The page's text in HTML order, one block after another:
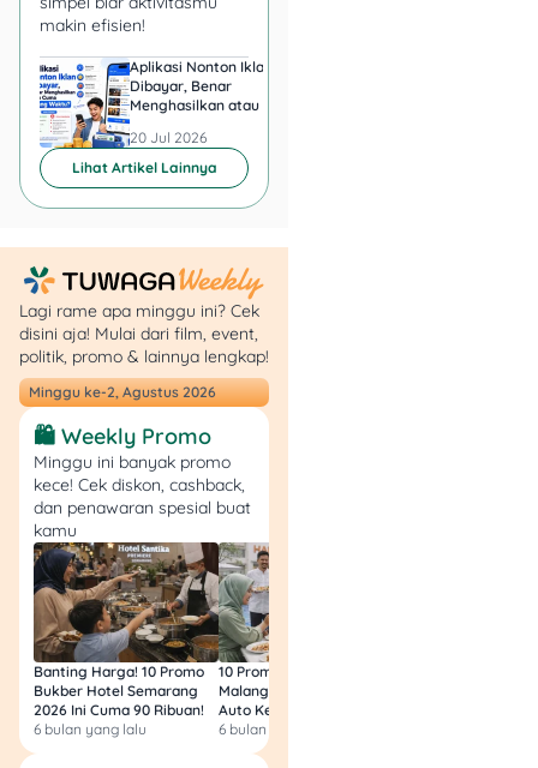
Masukkan data NPWP
(kalau punya) dan nomor
rekening bank aktif tempat
dana akan ditransfer.
9. Cek Rincian Saldo
JHT yang bakal
dibayarkan. Pastikan
jumlahnya sesuai dengan
ekspektasimu.
10. Konfirmasi Final
Cek ulang semua data
sekali lagi sebelum klik
“Konfirmasi”. Setelah
dikonfirmasi, pengajuan
klaim akan diproses.
11. Tracking Proses
Kamu bisa pantau status
pengajuan melalui menu
“Tracking Klaim” di aplikasi
JMO.
makin efisien!
Aplikasi Nonton Iklan
Dibayar, Benar
Menghasilkan atau Cuma
20 Jul 2026
Lihat Artikel Lainnya
Lagi rame apa minggu ini? Cek
disini aja! Mulai dari film, event,
politik, promo & lainnya lengkap!
Minggu ke-2, Agustus 2026
🛍️ Weekly Promo
Minggu ini banyak promo
kece! Cek diskon, cashback,
dan penawaran spesial buat
kamu
Banting Harga! 10 Promo
Bukber Hotel Semarang
2026 Ini Cuma 90 Ribuan!
6 bulan yang lalu
10 Promo Bukber Hotel
Malang 2026: Start 75rb,
Auto Kenyang!
6 bulan yang lalu